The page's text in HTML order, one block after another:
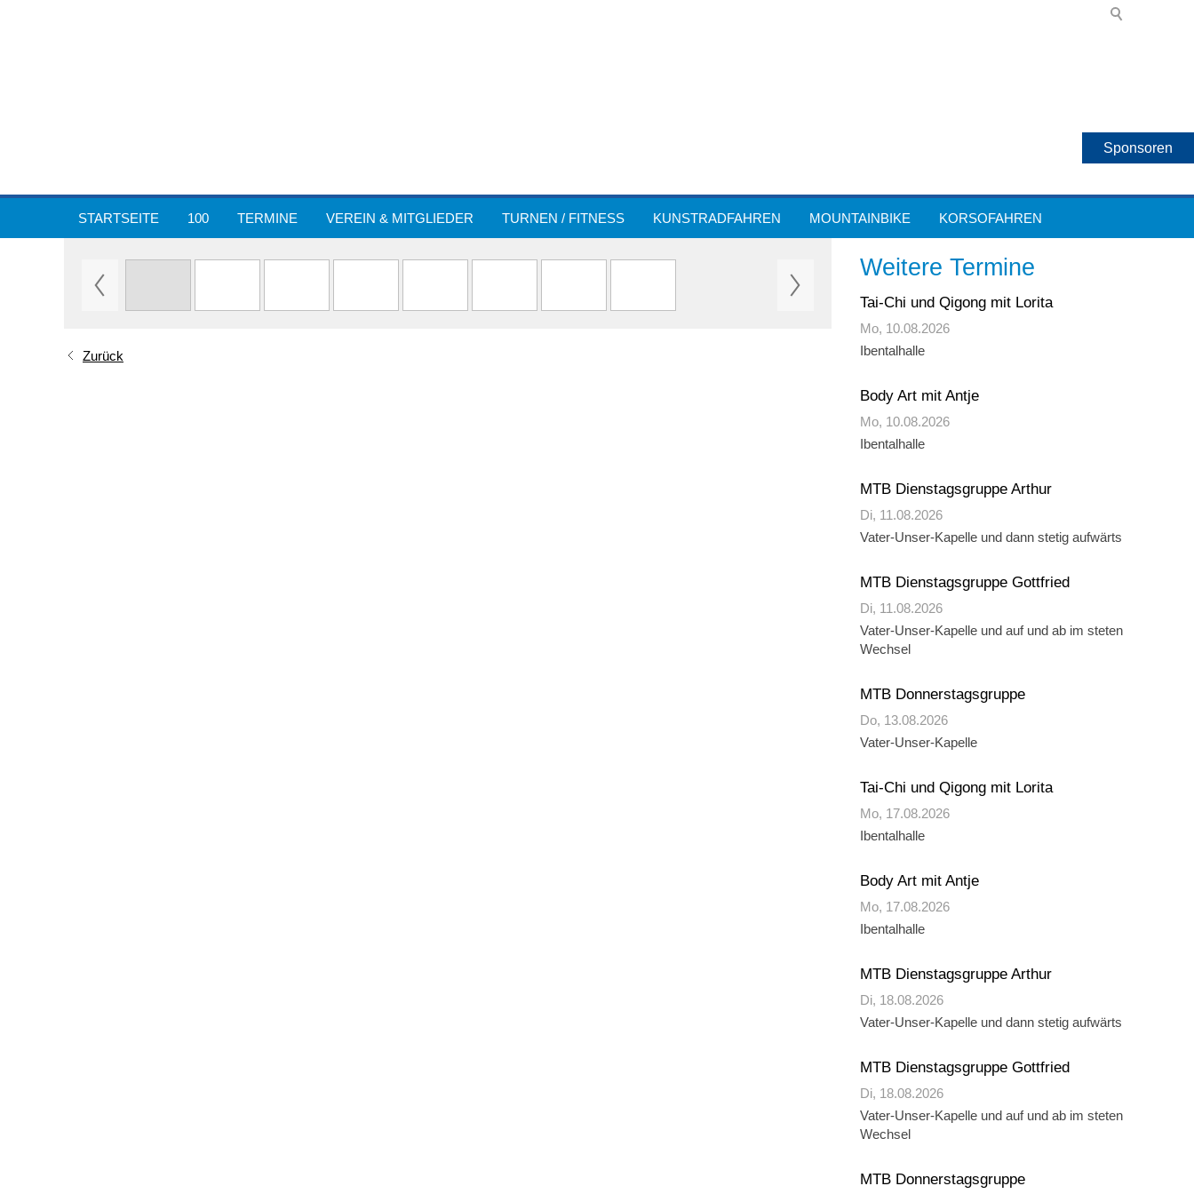
Sponsoren
STARTSEITE 100 TERMINE VEREIN & MITGLIEDER TURNEN / FITNESS KUNSTRADFAHREN MOUNTAINBIKE KORSOFAHREN
Zurück
Weitere Termine
Tai-Chi und Qigong mit Lorita
Mo, 10.08.2026
Ibentalhalle
Body Art mit Antje
Mo, 10.08.2026
Ibentalhalle
MTB Dienstagsgruppe Arthur
Di, 11.08.2026
Vater-Unser-Kapelle und dann stetig aufwärts
MTB Dienstagsgruppe Gottfried
Di, 11.08.2026
Vater-Unser-Kapelle und auf und ab im steten
Wechsel
MTB Donnerstagsgruppe
Do, 13.08.2026
Vater-Unser-Kapelle
Tai-Chi und Qigong mit Lorita
Mo, 17.08.2026
Ibentalhalle
Body Art mit Antje
Mo, 17.08.2026
Ibentalhalle
MTB Dienstagsgruppe Arthur
Di, 18.08.2026
Vater-Unser-Kapelle und dann stetig aufwärts
MTB Dienstagsgruppe Gottfried
Di, 18.08.2026
Vater-Unser-Kapelle und auf und ab im steten
Wechsel
MTB Donnerstagsgruppe